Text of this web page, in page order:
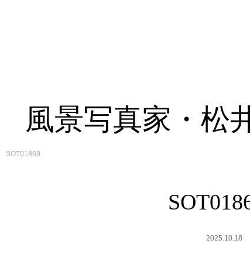
風景写真家・松
SOT01869
2025.10.18